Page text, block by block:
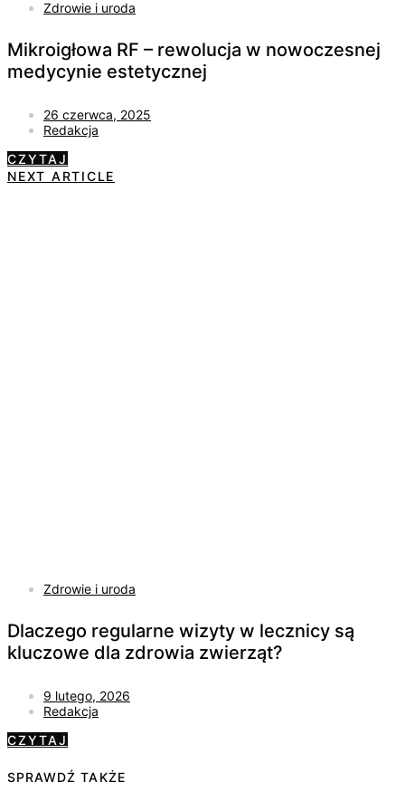
Zdrowie i uroda
Mikroigłowa RF – rewolucja w nowoczesnej
medycynie estetycznej
26 czerwca, 2025
Redakcja
CZYTAJ
NEXT ARTICLE
Zdrowie i uroda
Dlaczego regularne wizyty w lecznicy są
kluczowe dla zdrowia zwierząt?
9 lutego, 2026
Redakcja
CZYTAJ
SPRAWDŹ TAKŻE